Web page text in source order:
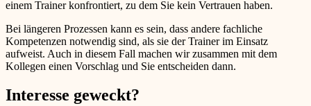
einem Trainer konfrontiert, zu dem Sie kein Vertrauen haben.
Bei längeren Prozessen kann es sein, dass andere fachliche
Kompetenzen notwendig sind, als sie der Trainer im Einsatz
aufweist. Auch in diesem Fall machen wir zusammen mit dem
Kollegen einen Vorschlag und Sie entscheiden dann.
Interesse geweckt?